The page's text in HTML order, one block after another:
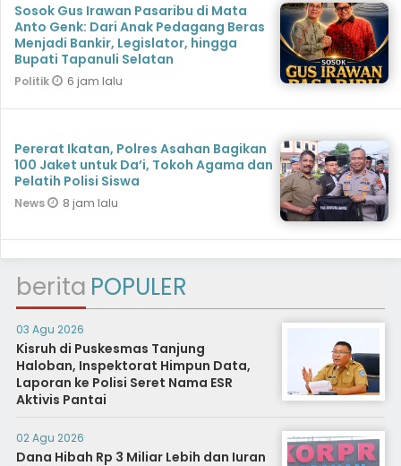
Sosok Gus Irawan Pasaribu di Mata
Anto Genk: Dari Anak Pedagang Beras
Menjadi Bankir, Legislator, hingga
Bupati Tapanuli Selatan
Politik 6 jam lalu
Pererat Ikatan, Polres Asahan Bagikan
100 Jaket untuk Da’i, Tokoh Agama dan
Pelatih Polisi Siswa
News 8 jam lalu
berita POPULER
03 Agu 2026
Kisruh di Puskesmas Tanjung
Haloban, Inspektorat Himpun Data,
Laporan ke Polisi Seret Nama ESR
Aktivis Pantai
02 Agu 2026
Dana Hibah Rp 3 Miliar Lebih dan Iuran